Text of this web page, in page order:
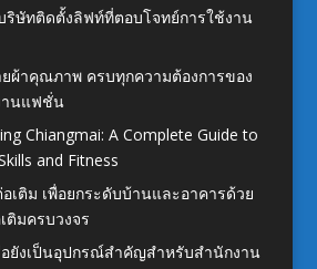
ริษัทติดตั้งลิฟท์ที่ตอบโจทย์การใช้งาน
ผ้าคุณภาพ ครบทุกความต้องการของ
านแฟชั่น
Chiangmai: A Complete Guide to
and Fitness
เติม เพื่อยกระดับบ้านและอาคารด้วย
ติมครบวงจร
ยังเป็นอุปกรณ์สำคัญสำหรับสำนักงาน